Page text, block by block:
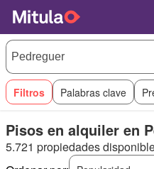
Filtros Palabras clave
Pisos en alquiler en
5.721 propiedades